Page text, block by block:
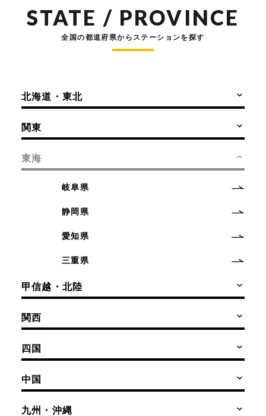
STATE / PROVINCE
全国の都道府県からステーションを探す
北海道・東北
関東
東海
岐阜県
静岡県
愛知県
三重県
甲信越・北陸
関西
四国
中国
九州・沖縄